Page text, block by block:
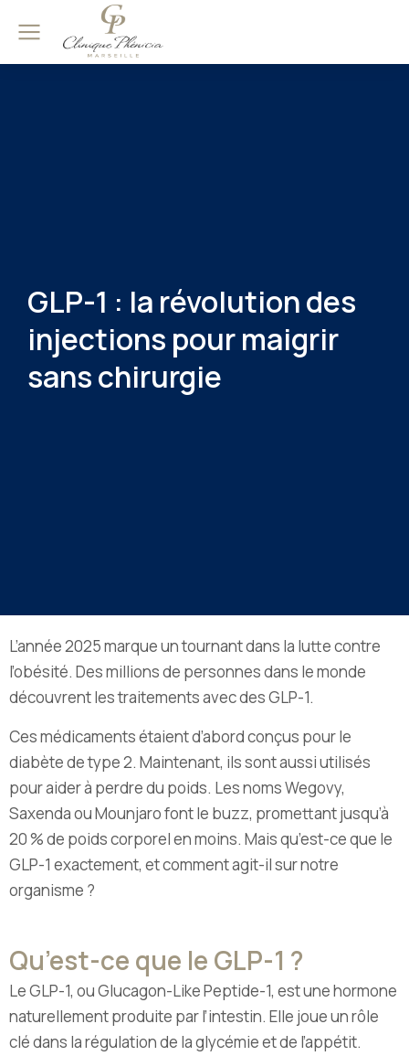
GLP-1 : la révolution des
injections pour maigrir
sans chirurgie
L’année 2025 marque un tournant dans la lutte contre
l’obésité. Des millions de personnes dans le monde
découvrent les traitements avec des GLP-1.
Ces médicaments étaient d’abord conçus pour le
diabète de type 2. Maintenant, ils sont aussi utilisés
pour aider à perdre du poids. Les noms Wegovy,
Saxenda ou Mounjaro font le buzz, promettant jusqu’à
20 % de poids corporel en moins. Mais qu’est-ce que le
GLP-1 exactement, et comment agit-il sur notre
organisme ?
Qu’est-ce que le GLP-1 ?
Le GLP-1, ou Glucagon-Like Peptide-1, est une hormone
naturellement produite par l’intestin. Elle joue un rôle
clé dans la régulation de la glycémie et de l’appétit.